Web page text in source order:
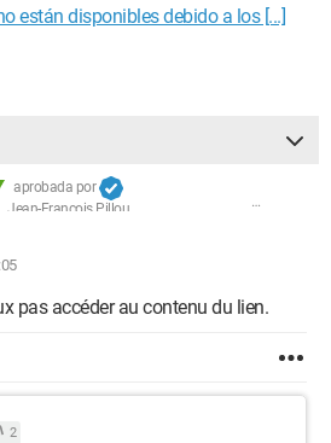
están disponibles debido a los [...]
aprobada por
Jean-François Pillou
pas accéder au contenu du lien.
2